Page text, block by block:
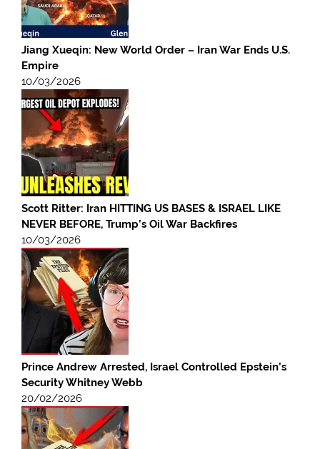
Jiang Xueqin: New World Order – Iran War Ends U.S.
Empire
10/03/2026
Scott Ritter: Iran HITTING US BASES & ISRAEL LIKE
NEVER BEFORE, Trump’s Oil War Backfires
10/03/2026
Prince Andrew Arrested, Israel Controlled Epstein’s
Security Whitney Webb
20/02/2026